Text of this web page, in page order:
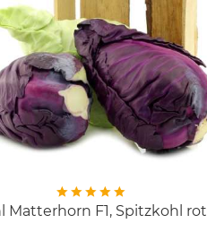
Matterhorn F1, Spitzkohl rot